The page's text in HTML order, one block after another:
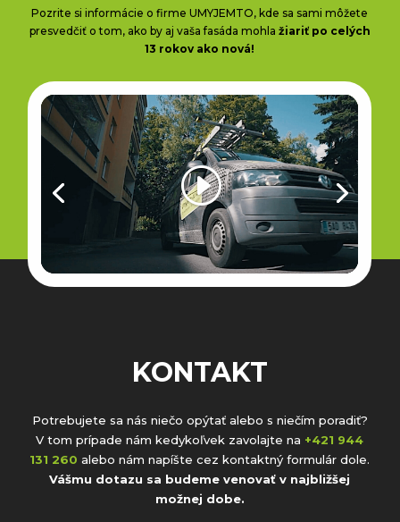
Pozrite si informácie o firme UMYJEMTO, kde sa sami môžete
presvedčiť o tom, ako by aj vaša fasáda mohla žiariť po celých
13 rokov ako nová!
Klepnutím přijměte marketingové
soubory cookie a povolte tento obsah
KONTAKT
Potrebujete sa nás niečo opýtať alebo s niečím poradiť?
V tom prípade nám kedykoľvek zavolajte na +421 944
131 260 alebo nám napíšte cez kontaktný formulár dole.
Vášmu dotazu sa budeme venovať v najbližšej
možnej dobe.